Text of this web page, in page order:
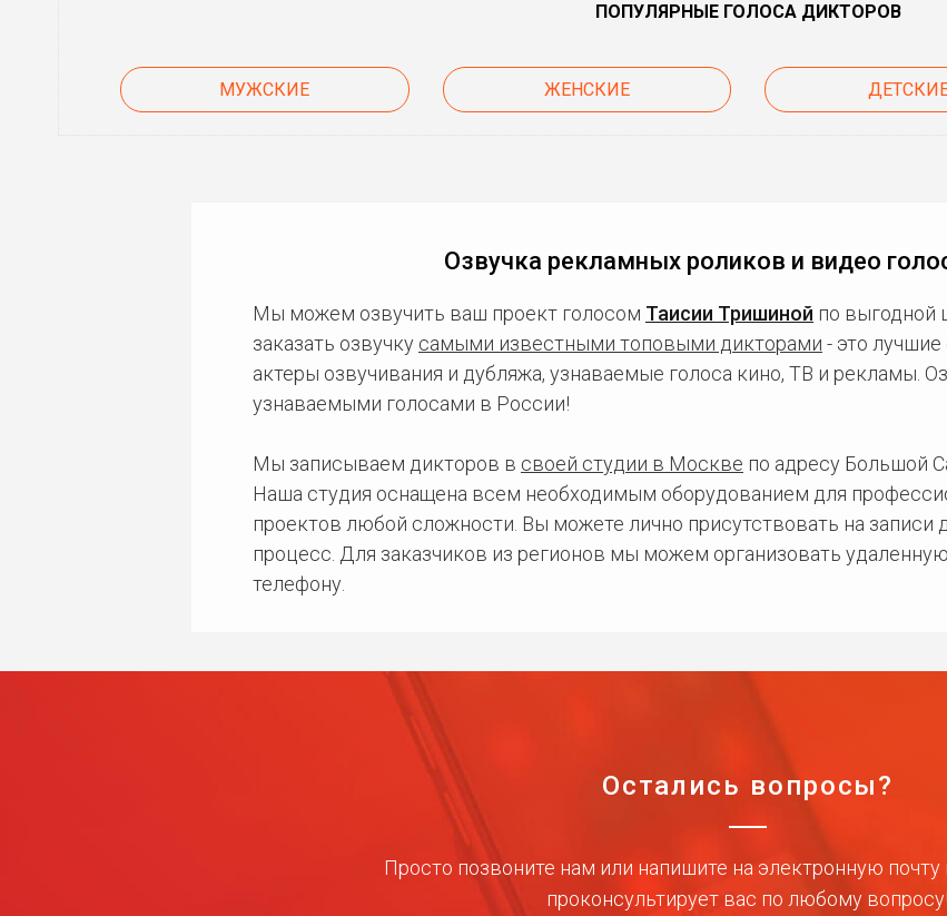
ПОПУЛЯРНЫЕ ГОЛОСА ДИКТОРОВ
МУЖСКИЕ ЖЕНСКИЕ
Озвучка рекламных роликов и видео
Мы можем озвучить ваш проект голосом Таисии Тришиной по выгодной
заказать озвучку самыми известными топовыми дикторами - это
актеры озвучивания и дубляжа, узнаваемые голоса кино, ТВ и рекламы.
узнаваемыми голосами в России!
Мы записываем дикторов в своей студии в Москве по адресу Большой
Наша студия оснащена всем необходимым оборудованием для
проектов любой сложности. Вы можете лично присутствовать на записи
процесс. Для заказчиков из регионов мы можем организовать
телефону.
Остались вопросы?
Просто позвоните нам или напишите на электронную
проконсультирует вас по любому вопросу!